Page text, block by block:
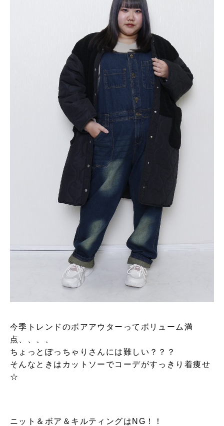
今季トレンドのボアアウターってボリューム満
点、、、、
ちょっとぽっちゃりさんには難しい？？？
そんなときはカットソーでコーデがすっきり着痩せ
☆
ニット＆ボア＆キルティングはNG！！